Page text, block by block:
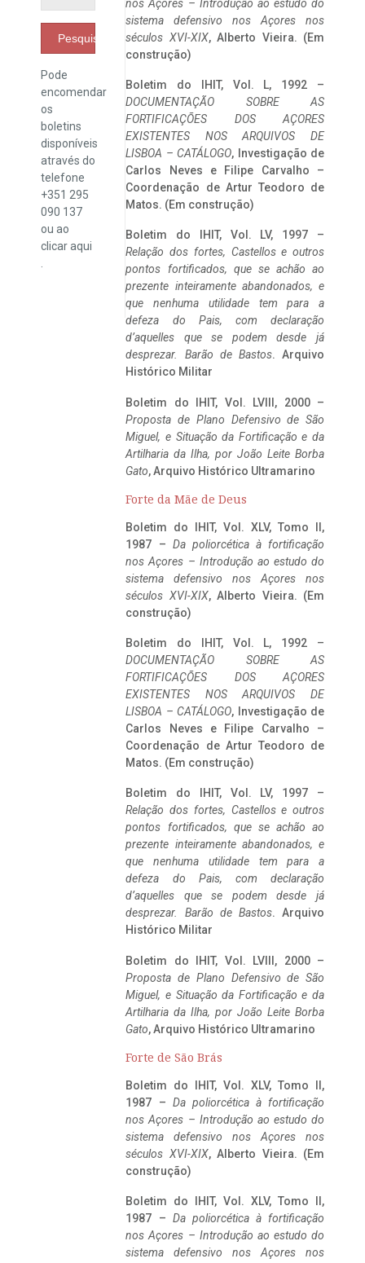
Pesquisar
Pode
encomendar
os
boletins
disponíveis
através do
telefone
+351 295
090 137
ou ao
clicaraqui
nos Açores – Introdução ao estudo do
sistema defensivo nos Açores nos
séculos XVI-XIX, Alberto Vieira. (Em
construção)
Boletim do IHIT, Vol. L, 1992 –
DOCUMENTAÇÃO SOBRE AS
FORTIFICAÇÕES DOS AÇORES
EXISTENTES NOS ARQUIVOS DE
LISBOA – CATÁLOGO, Investigação de
Carlos Neves e Filipe Carvalho –
Coordenação de Artur Teodoro de
Matos. (Em construção)
Boletim do IHIT, Vol. LV, 1997 –
Relação dos fortes, Castellos e outros
pontos fortificados, que se achão ao
prezente inteiramente abandonados, e
que nenhuma utilidade tem para a
defeza do Pais, com declaração
d’aquelles que se podem desde já
desprezar. Barão de Bastos. Arquivo
Histórico Militar
Boletim do IHIT, Vol. LVIII, 2000 –
Proposta de Plano Defensivo de São
Miguel, e Situação da Fortificação e da
Artilharia da Ilha, por João Leite Borba
Gato, Arquivo Histórico Ultramarino
Forte da Mãe de Deus
Boletim do IHIT, Vol. XLV, Tomo II,
1987 – Da poliorcética à fortificação
nos Açores – Introdução ao estudo do
sistema defensivo nos Açores nos
séculos XVI-XIX, Alberto Vieira. (Em
construção)
Boletim do IHIT, Vol. L, 1992 –
DOCUMENTAÇÃO SOBRE AS
FORTIFICAÇÕES DOS AÇORES
EXISTENTES NOS ARQUIVOS DE
LISBOA – CATÁLOGO, Investigação de
Carlos Neves e Filipe Carvalho –
Coordenação de Artur Teodoro de
Matos. (Em construção)
Boletim do IHIT, Vol. LV, 1997 –
Relação dos fortes, Castellos e outros
pontos fortificados, que se achão ao
prezente inteiramente abandonados, e
que nenhuma utilidade tem para a
defeza do Pais, com declaração
d’aquelles que se podem desde já
desprezar. Barão de Bastos. Arquivo
Histórico Militar
Boletim do IHIT, Vol. LVIII, 2000 –
Proposta de Plano Defensivo de São
Miguel, e Situação da Fortificação e da
Artilharia da Ilha, por João Leite Borba
Gato, Arquivo Histórico Ultramarino
Forte de São Brás
Boletim do IHIT, Vol. XLV, Tomo II,
1987 – Da poliorcética à fortificação
nos Açores – Introdução ao estudo do
sistema defensivo nos Açores nos
séculos XVI-XIX, Alberto Vieira. (Em
construção)
Boletim do IHIT, Vol. XLV, Tomo II,
1987 – Da poliorcética à fortificação
nos Açores – Introdução ao estudo do
sistema defensivo nos Açores nos